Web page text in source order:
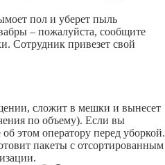
пол и уберет пыль
– пожалуйста, сообщите
Сотрудник привезет свой
сложит в мешки и вынесет
по объему). Если вы
этом оператору перед уборкой.
пакеты с отсортированным